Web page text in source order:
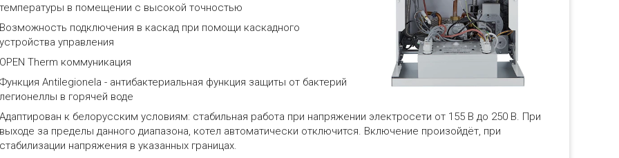
температуры в помещении с высокой точностью
Возможность подключения в каскад при помощи каскадного
устройства управления
OPEN Therm коммуникация
Функция Antilegionela - антибактериальная функция защиты от бактерий
легионеллы в горячей воде
Адаптирован к белорусским условиям: стабильная работа при напряжении электросети от 155 В до 250 В. При
выходе за пределы данного диапазона, котел автоматически отключится. Включение произойдёт, при
стабилизации напряжения в указанных границах.